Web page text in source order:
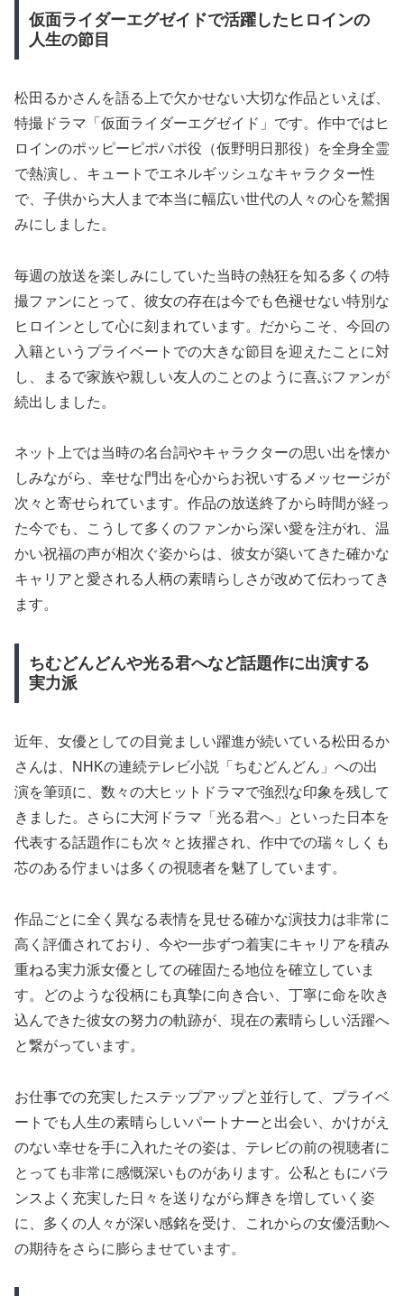
仮面ライダーエグゼイドで活躍したヒロインの
人生の節目
松田るかさんを語る上で欠かせない大切な作品といえば、
特撮ドラマ「仮面ライダーエグゼイド」です。作中ではヒ
ロインのポッピーピポパポ役（仮野明日那役）を全身全霊
で熱演し、キュートでエネルギッシュなキャラクター性
で、子供から大人まで本当に幅広い世代の人々の心を鷲掴
みにしました。
毎週の放送を楽しみにしていた当時の熱狂を知る多くの特
撮ファンにとって、彼女の存在は今でも色褪せない特別な
ヒロインとして心に刻まれています。だからこそ、今回の
入籍というプライベートでの大きな節目を迎えたことに対
し、まるで家族や親しい友人のことのように喜ぶファンが
続出しました。
ネット上では当時の名台詞やキャラクターの思い出を懐か
しみながら、幸せな門出を心からお祝いするメッセージが
次々と寄せられています。作品の放送終了から時間が経っ
た今でも、こうして多くのファンから深い愛を注がれ、温
かい祝福の声が相次ぐ姿からは、彼女が築いてきた確かな
キャリアと愛される人柄の素晴らしさが改めて伝わってき
ます。
ちむどんどんや光る君へなど話題作に出演する
実力派
近年、女優としての目覚ましい躍進が続いている松田るか
さんは、NHKの連続テレビ小説「ちむどんどん」への出
演を筆頭に、数々の大ヒットドラマで強烈な印象を残して
きました。さらに大河ドラマ「光る君へ」といった日本を
代表する話題作にも次々と抜擢され、作中での瑞々しくも
芯のある佇まいは多くの視聴者を魅了しています。
作品ごとに全く異なる表情を見せる確かな演技力は非常に
高く評価されており、今や一歩ずつ着実にキャリアを積み
重ねる実力派女優としての確固たる地位を確立していま
す。どのような役柄にも真摯に向き合い、丁寧に命を吹き
込んできた彼女の努力の軌跡が、現在の素晴らしい活躍へ
と繋がっています。
お仕事での充実したステップアップと並行して、プライベ
ートでも人生の素晴らしいパートナーと出会い、かけがえ
のない幸せを手に入れたその姿は、テレビの前の視聴者に
とっても非常に感慨深いものがあります。公私ともにバラ
ンスよく充実した日々を送りながら輝きを増していく姿
に、多くの人々が深い感銘を受け、これからの女優活動へ
の期待をさらに膨らませています。